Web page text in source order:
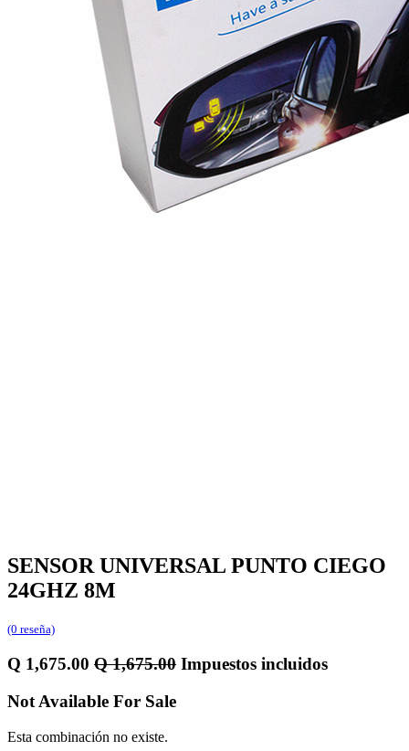
SENSOR UNIVERSAL PUNTO CIEGO
24GHZ 8M
(0 reseña)
Q 1,675.00 Q1,675.00 Impuestos incluidos
Not Available For Sale
Esta combinación no existe.